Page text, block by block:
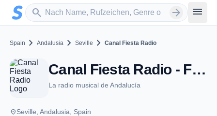
Zum Hauptinhalt springen
search
Sender suchen arrow_forward menu
Spain chevron_right Andalusia chevron_right Seville chevron_right Canal Fiesta Radio
Canal Fiesta Radio - FM 103.9 - Seville
La radio musical de Andalucía
placeSeville, Andalusia, Spain